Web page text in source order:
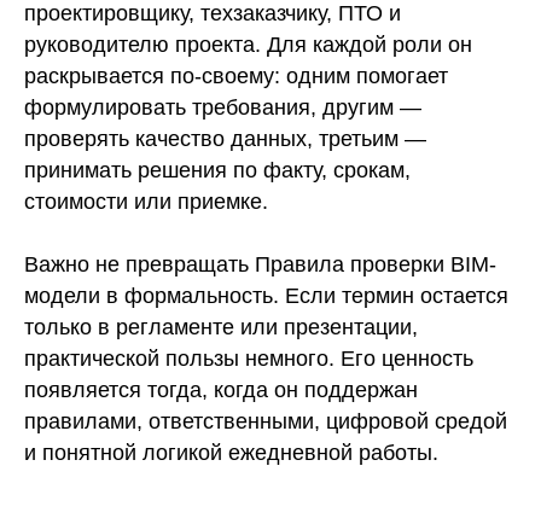
проектировщику, техзаказчику, ПТО и
руководителю проекта. Для каждой роли он
раскрывается по-своему: одним помогает
формулировать требования, другим —
проверять качество данных, третьим —
принимать решения по факту, срокам,
стоимости или приемке.
Важно не превращать Правила проверки BIM-
модели в формальность. Если термин остается
только в регламенте или презентации,
практической пользы немного. Его ценность
появляется тогда, когда он поддержан
правилами, ответственными, цифровой средой
и понятной логикой ежедневной работы.